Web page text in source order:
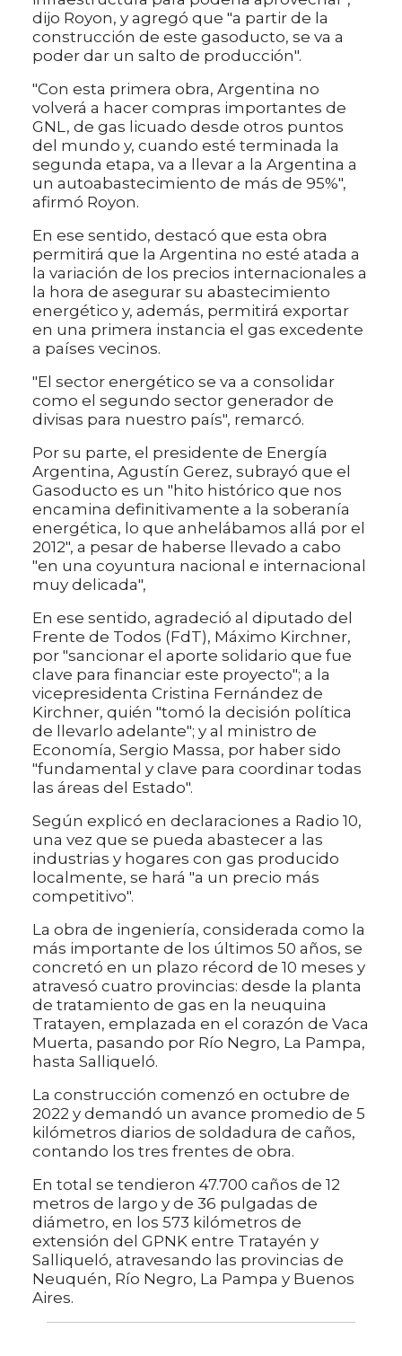
dijo Royon, y agregó que "a partir de la
construcción de este gasoducto, se va a
poder dar un salto de producción".
"Con esta primera obra, Argentina no
volverá a hacer compras importantes de
GNL, de gas licuado desde otros puntos
del mundo y, cuando esté terminada la
segunda etapa, va a llevar a la Argentina a
un autoabastecimiento de más de 95%",
afirmó Royon.
En ese sentido, destacó que esta obra
permitirá que la Argentina no esté atada a
la variación de los precios internacionales a
la hora de asegurar su abastecimiento
energético y, además, permitirá exportar
en una primera instancia el gas excedente
a países vecinos.
"El sector energético se va a consolidar
como el segundo sector generador de
divisas para nuestro país", remarcó.
Por su parte, el presidente de Energía
Argentina, Agustín Gerez, subrayó que el
Gasoducto es un "hito histórico que nos
encamina definitivamente a la soberanía
energética, lo que anhelábamos allá por el
2012", a pesar de haberse llevado a cabo
"en una coyuntura nacional e internacional
muy delicada",
En ese sentido, agradeció al diputado del
Frente de Todos (FdT), Máximo Kirchner,
por "sancionar el aporte solidario que fue
clave para financiar este proyecto"; a la
vicepresidenta Cristina Fernández de
Kirchner, quién "tomó la decisión política
de llevarlo adelante"; y al ministro de
Economía, Sergio Massa, por haber sido
"fundamental y clave para coordinar todas
las áreas del Estado".
Según explicó en declaraciones a Radio 10,
una vez que se pueda abastecer a las
industrias y hogares con gas producido
localmente, se hará "a un precio más
competitivo".
La obra de ingeniería, considerada como la
más importante de los últimos 50 años, se
concretó en un plazo récord de 10 meses y
atravesó cuatro provincias: desde la planta
de tratamiento de gas en la neuquina
Tratayen, emplazada en el corazón de Vaca
Muerta, pasando por Río Negro, La Pampa,
hasta Salliqueló.
La construcción comenzó en octubre de
2022 y demandó un avance promedio de 5
kilómetros diarios de soldadura de caños,
contando los tres frentes de obra.
En total se tendieron 47.700 caños de 12
metros de largo y de 36 pulgadas de
diámetro, en los 573 kilómetros de
extensión del GPNK entre Tratayén y
Salliqueló, atravesando las provincias de
Neuquén, Río Negro, La Pampa y Buenos
Aires.